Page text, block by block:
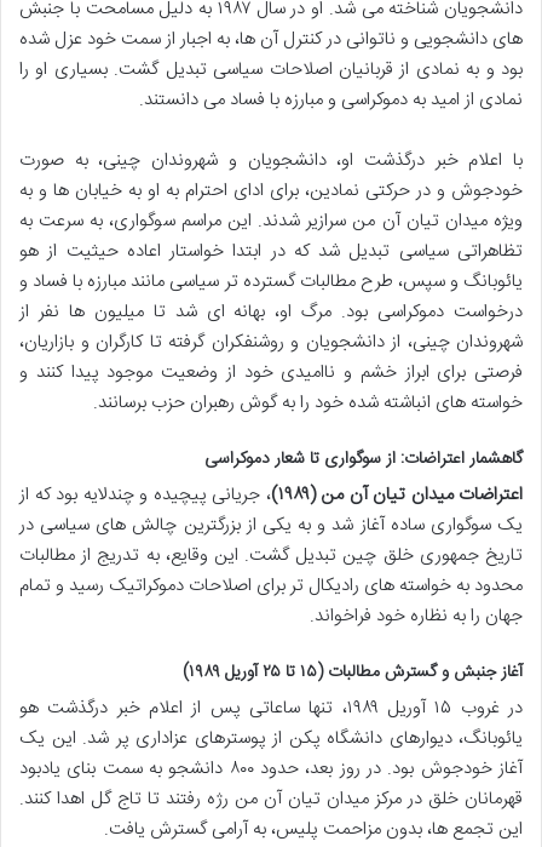
دانشجویان شناخته می شد. او در سال ۱۹۸۷ به دلیل مسامحت با جنبش
های دانشجویی و ناتوانی در کنترل آن ها، به اجبار از سمت خود عزل شده
بود و به نمادی از قربانیان اصلاحات سیاسی تبدیل گشت. بسیاری او را
نمادی از امید به دموکراسی و مبارزه با فساد می دانستند.
با اعلام خبر درگذشت او، دانشجویان و شهروندان چینی، به صورت
خودجوش و در حرکتی نمادین، برای ادای احترام به او به خیابان ها و به
ویژه میدان تیان آن من سرازیر شدند. این مراسم سوگواری، به سرعت به
تظاهراتی سیاسی تبدیل شد که در ابتدا خواستار اعاده حیثیت از هو
یائوبانگ و سپس، طرح مطالبات گسترده تر سیاسی مانند مبارزه با فساد و
درخواست دموکراسی بود. مرگ او، بهانه ای شد تا میلیون ها نفر از
شهروندان چینی، از دانشجویان و روشنفکران گرفته تا کارگران و بازاریان،
فرصتی برای ابراز خشم و ناامیدی خود از وضعیت موجود پیدا کنند و
خواسته های انباشته شده خود را به گوش رهبران حزب برسانند.
گاهشمار اعتراضات: از سوگواری تا شعار دموکراسی
اعتراضات میدان تیان آن من (۱۹۸۹)
، جریانی پیچیده و چندلایه بود که از
یک سوگواری ساده آغاز شد و به یکی از بزرگترین چالش های سیاسی در
تاریخ جمهوری خلق چین تبدیل گشت. این وقایع، به تدریج از مطالبات
محدود به خواسته های رادیکال تر برای اصلاحات دموکراتیک رسید و تمام
جهان را به نظاره خود فراخواند.
آغاز جنبش و گسترش مطالبات (۱۵ تا ۲۵ آوریل ۱۹۸۹)
در غروب ۱۵ آوریل ۱۹۸۹، تنها ساعاتی پس از اعلام خبر درگذشت هو
یائوبانگ، دیوارهای دانشگاه پکن از پوسترهای عزاداری پر شد. این یک
آغاز خودجوش بود. در روز بعد، حدود ۸۰۰ دانشجو به سمت بنای یادبود
قهرمانان خلق در مرکز میدان تیان آن من رژه رفتند تا تاج گل اهدا کنند.
این تجمع ها، بدون مزاحمت پلیس، به آرامی گسترش یافت.